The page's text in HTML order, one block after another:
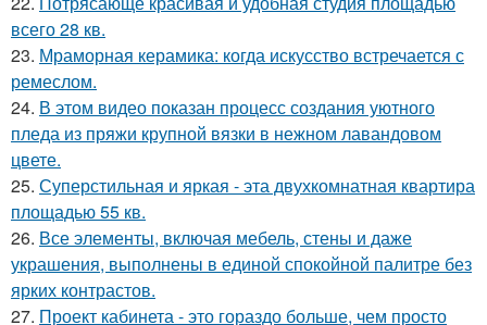
всего 28 кв.
23. Мраморная керамика: когда искусство встречается с
ремеслом.
24. В этом видео показан процесс создания уютного
пледа из пряжи крупной вязки в нежном лавандовом
цвете.
25. Суперстильная и яркая - эта двухкомнатная квартира
площадью 55 кв.
26. Все элементы, включая мебель, стены и даже
украшения, выполнены в единой спокойной палитре без
ярких контрастов.
27. Проект кабинета - это гораздо больше, чем просто